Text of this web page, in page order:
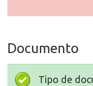
Documento
Tipo de